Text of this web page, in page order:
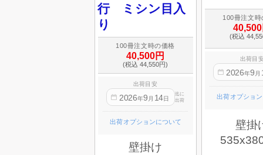
行 ミシン目入
り
100冊注文時の価格
40,500円
(税込 44,550円)
出荷目安
2026年9 月 14日
迄に
出荷
出荷オプションについて
壁掛け
100冊注文時
(税込
出荷目
2026年9 月
出荷オプショ
壁掛